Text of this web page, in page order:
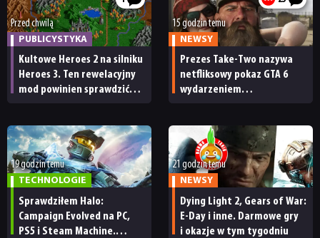
SKLEP
Przed chwilą
PUBLICYSTYKA
Kultowe Heroes 2 na silniku
Heroes 3. Ten rewelacyjny
mod powinien sprawdzić
15 godzin temu
NEWSY
Prezes Take-Two nazywa
netfliksowy pokaz GTA 6
wydarzeniem
ma subskrybentów
19 godzin temu
TECHNOLOGIE
Sprawdziłem Halo:
Campaign Evolved na PC,
PS5 i Steam Machine.
21 godzin temu
NEWSY
Dying Light 2, Gears of War:
E-Day i inne. Darmowe gry
i okazje w tym tygodniu